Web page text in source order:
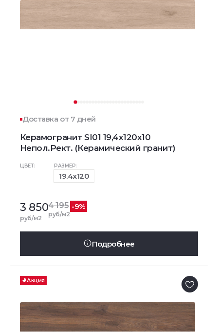
Доставка от 7 дней
Керамогранит SI01 19,4х120х10
Непол.Рект. (Керамический гранит)
ЦВЕТ: РАЗМЕР:
19.4x120
3 850
руб/м2
4 195
руб/м2
-9%
Подробнее
Акция